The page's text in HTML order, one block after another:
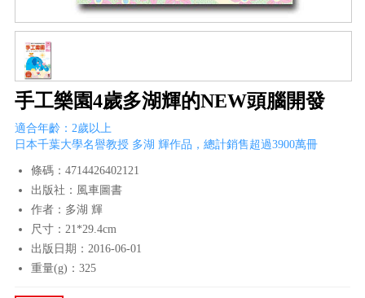
手工樂園4歲多湖輝的NEW頭腦開發
適合年齡：2歲以上
日本千葉大學名譽教授 多湖 輝作品，總計銷售超過3900萬冊
條碼：4714426402121
出版社：風車圖書
作者：多湖 輝
尺寸：21*29.4cm
出版日期：2016-06-01
重量(g)：325